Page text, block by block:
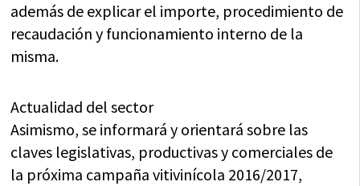
además de explicar el importe, procedimiento de
recaudación y funcionamiento interno de la
misma.
Actualidad del sector
Asimismo, se informará y orientará sobre las
claves legislativas, productivas y comerciales de
la próxima campaña vitivinícola 2016/2017,